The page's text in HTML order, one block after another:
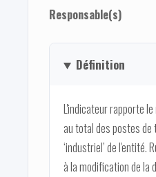
Responsable(s)
Définition
L'indicateur rapporte
au total des postes
‘industriel’ de
à la modification de la